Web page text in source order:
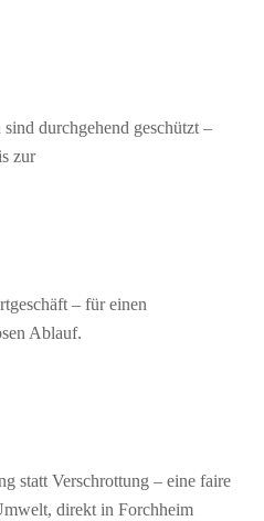
durchgehend geschützt –
zur
– für einen
Ablauf.
statt Verschrottung – eine faire
direkt in Forchheim